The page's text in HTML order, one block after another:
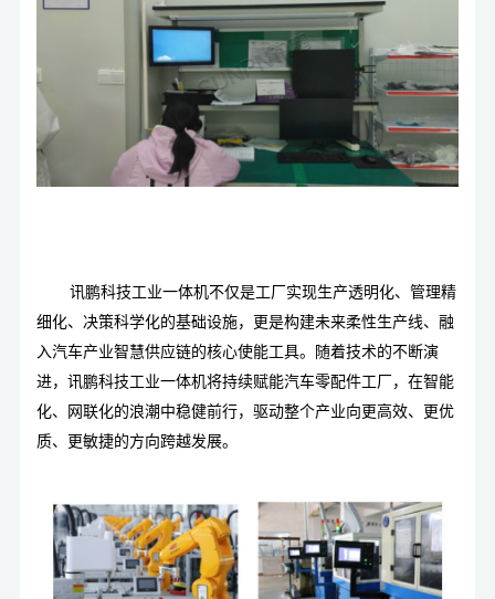
讯鹏科技工业一体机不仅是工厂实现生产透明化、管理精
细化、决策科学化的基础设施，更是构建未来柔性生产线、融
入汽车产业智慧供应链的核心使能工具。随着技术的不断演
进， 讯鹏科技工业一体机将持续赋能汽车零配件工厂，在智能
化、网联化的浪潮中稳健前行，驱动整个产业向更高效、更优
质、更敏捷的方向跨越发展。